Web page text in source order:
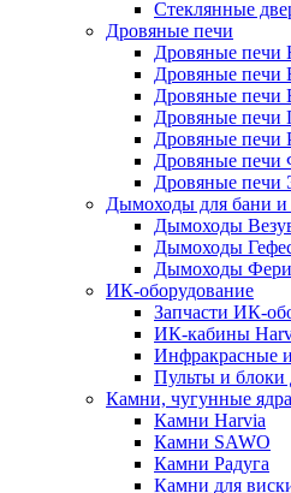
Стеклянные
Дровяные печи
Дровяные печи
Дровяные печи
Дровяные печи
Дровяные печи
Дровяные печи
Дровяные печи
Дровяные печи
Дымоходы для бани и
Дымоходы
Дымоходы
Дымоходы
ИК-оборудование
Запчасти ИК-
ИК-кабины
Инфракрасные
Пульты и
Камни, чугунные ядра
Камни Harvia
Камни SAWO
Камни Радуга
Камни для